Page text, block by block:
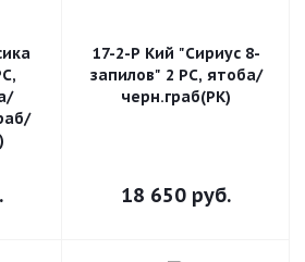
17-2-Р Кий "Сириус 8-
запилов" 2 РС, ятоба/
черн.граб(РК)
18 650 руб.